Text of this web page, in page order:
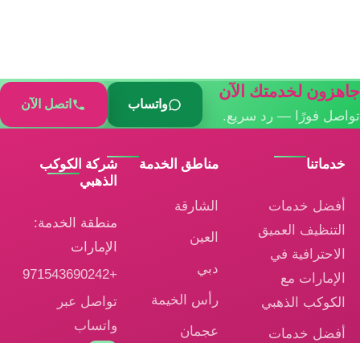
جاهزون لخدمتك الآن
تواصل فورًا — رد سريع.
واتساب اتصل الآن
خدماتنا
أفضل خدمات
التنظيف العميق
الاحترافية في
الإمارات مع
الكوكب الذهبي
أفضل خدمات
مناطق الخدمة
الشارقة
العين
دبي
رأس الخيمة
عجمان
شركة الكوكب
الذهبي
منطقة الخدمة:
الإمارات
+971543690242
تواصل عبر
واتساب